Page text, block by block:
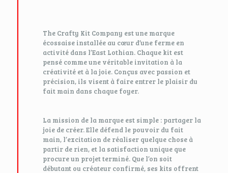
The Crafty Kit Company est une marque
écossaise installée au cœur d’une ferme en
activité dans l’East Lothian. Chaque kit est
pensé comme une véritable invitation à la
créativité et à la joie. Conçus avec passion et
précision, ils visent à faire entrer le plaisir du
fait main dans chaque foyer.
La mission de la marque est simple : partager la
joie de créer. Elle défend le pouvoir du fait
main, l’excitation de réaliser quelque chose à
partir de rien, et la satisfaction unique que
procure un projet terminé. Que l’on soit
débutant ou créateur confirmé, ses kits offrent